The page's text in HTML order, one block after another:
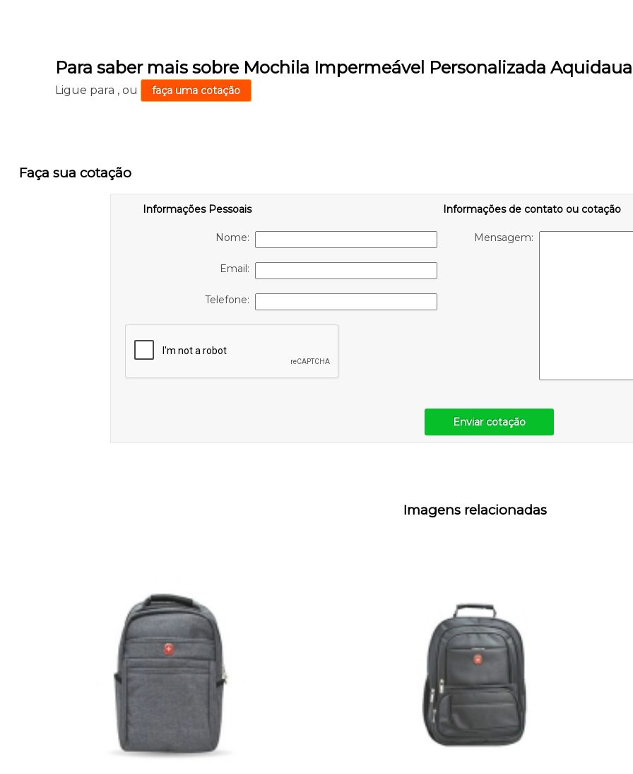
Para saber mais sobre Mochila Impermeável Personalizada
Ligue para ,ou faça uma cotação
Faça sua cotação
Informações Pessoais
Nome:
Email:
Telefone:
Informações de contato ou cotação
Mensagem:
Enviar cotação
Imagens relacionadas